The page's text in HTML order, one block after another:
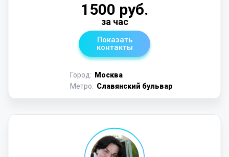
Город:
Москва
Метро: Славянский бульвар
1500 руб.
за час
Показать
контакты